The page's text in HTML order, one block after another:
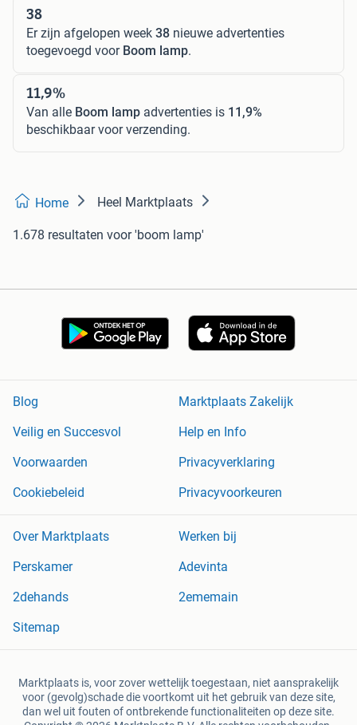
38
Er zijn afgelopen week 38 nieuwe advertenties
toegevoegd voor Boom lamp.
11,9%
Van alle Boom lamp advertenties is 11,9%
beschikbaar voor verzending.
Home Heel Marktplaats
1.678 resultaten voor 'boom lamp'
Blog
Marktplaats Zakelijk
Veilig en Succesvol
Help en Info
Voorwaarden
Privacyverklaring
Cookiebeleid
Privacyvoorkeuren
Over Marktplaats
Werken bij
Perskamer
Adevinta
2dehands
2ememain
Sitemap
Marktplaats is, voor zover wettelijk toegestaan, niet aansprakelijk
voor (gevolg)schade die voortkomt uit het gebruik van deze site,
dan wel uit fouten of ontbrekende functionaliteiten op deze site.